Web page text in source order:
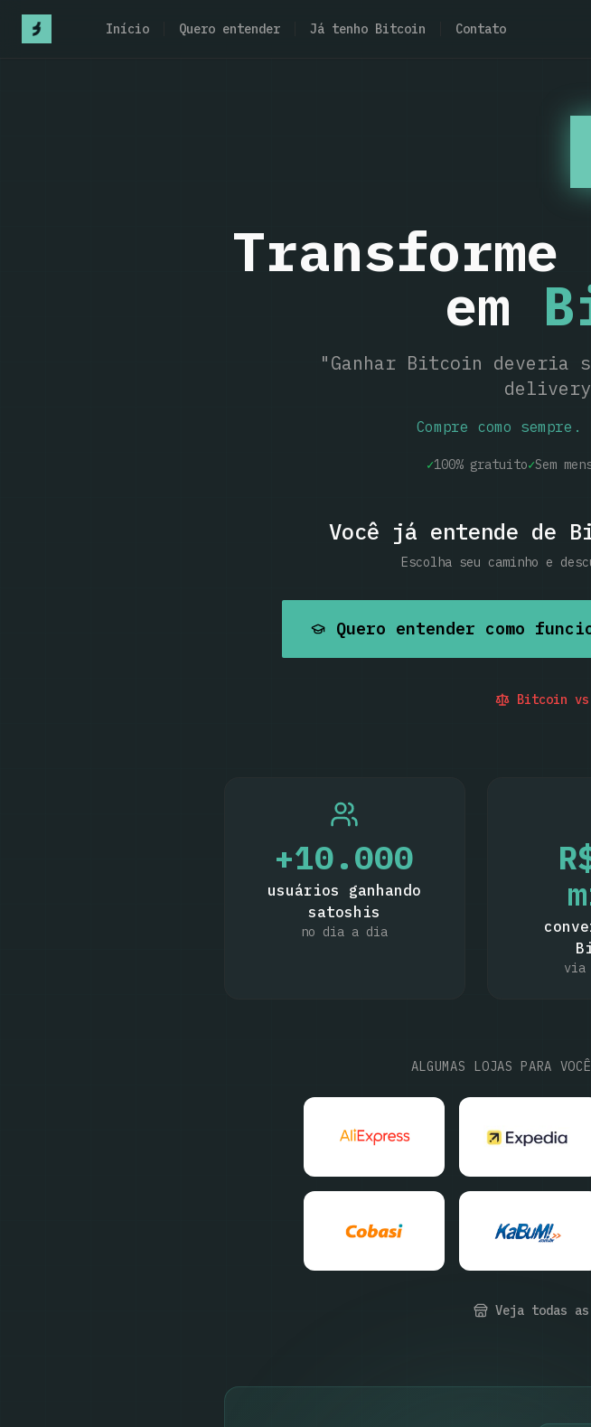
Início Quero entender Já tenho Bitcoin Contato
Transforme
em
"Ganhar Bitcoin deveria
Compre como
✓100% gratuito✓Sem
Você já entende de
Escolha seu caminho e
Quero entender como
Bitcoin vs
+10.000
usuários ganhando
satoshis
no dia a dia
via
ALGUMAS LOJAS PARA
Veja todas